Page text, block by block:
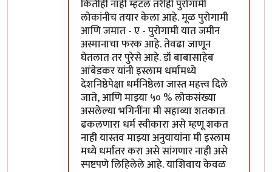
कितीही नाही म्हटलं तरीही पुरोगामी
लोकांनीच तयार केला आहे. मूळ पुरोगामी
आणि जमात - ए - पुरोगामी यात जमीन
अस्मानाचा फरक आहे. तेवढा जाणून
घेतलात तर पुरेसे आहे. डॉ बाबासाहेब
आंबेडकर यांनी इस्लाम धर्मामध्ये
देशनिष्ठेपेक्षा धर्मनिष्ठेला जास्त महत्त्व दिले
जाते, आणि माझ्या ५० % लोकसंख्या
असलेल्या भगिनींना मी सहाव्या शतकात
ढकलणारा धर्म स्वीकारा असे म्हणू शकत
नाही यास्तव माझ्या अनुयायांना मी इस्लाम
मध्ये धर्मांतर करा असे सांगणार नाही असे
स्पष्टपणे लिहिलेले आहे. याशिवाय केवळ